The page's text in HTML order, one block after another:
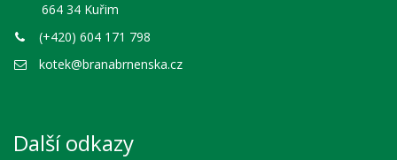
664 34 Kuřim
(+420) 604 171 798
kotek@branabrnenska.cz
Další odkazy